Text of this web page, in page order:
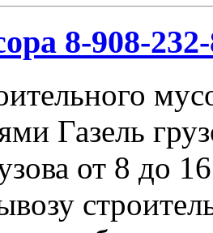
8-908-
Газель
от 8 до